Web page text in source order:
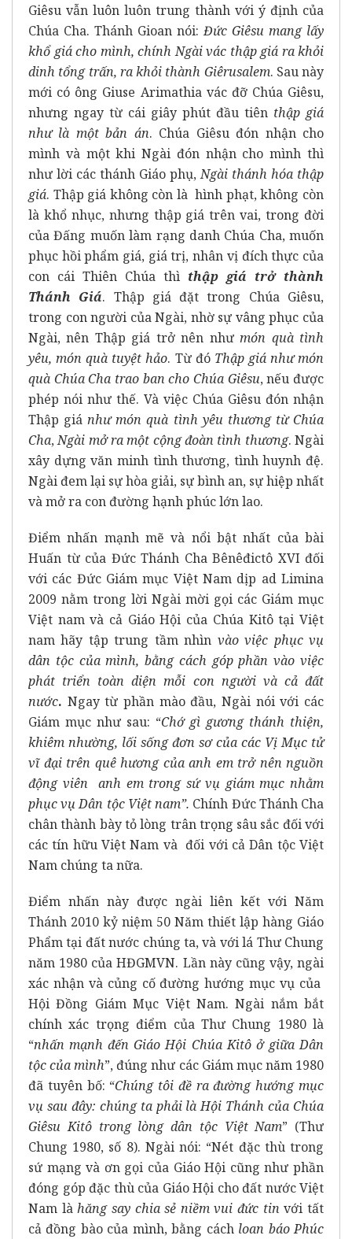
Giêsu vẫn luôn luôn trung thành với ý định của
Chúa Cha. Thánh Gioan nói:Đức Giêsu mang lấy
khổ giá cho mình, chính Ngài vác thập giá ra khỏi
dinh tổng trấn, ra khỏi thành Giêrusalem. Sau này
mới có ông Giuse Arimathia vác đỡ Chúa Giêsu,
nhưng ngay từ cái giây phút đầu tiên thập giá
như là một bản án. Chúa Giêsu đón nhận cho
mình và một khi Ngài đón nhận cho mình thì
như lời các thánh Giáo phụ,Ngài thánh hóa thập
giá. Thập giá không còn là hình phạt, không còn
là khổ nhục, nhưng thập giá trên vai, trong đời
của Đấng muốn làm rạng danh Chúa Cha, muốn
phục hồi phẩm giá, giá trị, nhân vị đích thực của
con cái Thiên Chúa thì thập giá trở thành
Thánh Giá. Thập giá đặt trong Chúa Giêsu,
trong con người của Ngài, nhờ sự vâng phục của
Ngài, nên Thập giá trở nên nhưmón quà tình
yêu, món quà tuyệt hảo. Từ đó Thập giá như món
quà Chúa Cha trao ban cho Chúa Giêsu, nếu được
phép nói như thế. Và việc Chúa Giêsu đón nhận
Thập giánhư món quà tình yêu thương từ Chúa
Cha,Ngài mở ra một cộng đoàn tình thương. Ngài
xây dựng văn minh tình thương, tình huynh đệ.
Ngài đem lại sự hòa giải, sự bình an, sự hiệp nhất
và mở ra con đường hạnh phúc lớn lao.
Điểm nhấn mạnh mẽ và nổi bật nhất của bài
Huấn từ của Đức Thánh Cha Bênêđictô XVI đối
với các Đức Giám mục Việt Nam dịp ad Limina
2009 nằm trong lời Ngài mời gọi các Giám mục
Việt nam và cả Giáo Hội của Chúa Kitô tại Việt
nam hãy tập trung tầm nhìn vào việc phục vụ
dân tộc của mình, bằng cách góp phần vào việc
phát triển toàn diện mỗi con người và cả đất
nước. Ngay từ phần mào đầu, Ngài nói với các
Giám mục như sau: “Chớ gì gương thánh thiện,
khiêm nhường, lối sống đơn sơ của các Vị Mục tử
vĩ đại trên quê hương của anh em trở nên nguồn
động viên anh em trong sứ vụ giám mục nhằm
phục vụ Dân tộc Việt nam”. Chính Đức Thánh Cha
chân thành bày tỏ lòng trân trọng sâu sắc đối với
các tín hữu Việt Nam và đối với cả Dân tộc Việt
Nam chúng ta nữa.
Điểm nhấn này được ngài liên kết với Năm
Thánh 2010 kỷ niệm 50 Năm thiết lập hàng Giáo
Phẩm tại đất nước chúng ta, và với lá Thư Chung
năm 1980 của HĐGMVN. Lần này cũng vậy, ngài
xác nhận và củng cố đường hướng mục vụ của
Hội Đồng Giám Mục Việt Nam. Ngài nắm bắt
chính xác trọng điểm của Thư Chung 1980 là
“nhấn mạnh đến Giáo Hội Chúa Kitô ở giữa Dân
tộc của mình”, đúng như các Giám mục năm 1980
đã tuyên bố: “Chúng tôi đề ra đường hướng mục
vụ sau đây: chúng ta phải là Hội Thánh của Chúa
Giêsu Kitô trong lòng dân tộc Việt Nam” (Thư
Chung 1980, số 8). Ngài nói: “Nét đặc thù trong
sứ mạng và ơn gọi của Giáo Hội cũng như phần
đóng góp đặc thù của Giáo Hội cho đất nước Việt
Nam làhăng say chia sẻ niềm vui đức tin với tất
cả đồng bào của mình, bằng cách loan báo Phúc